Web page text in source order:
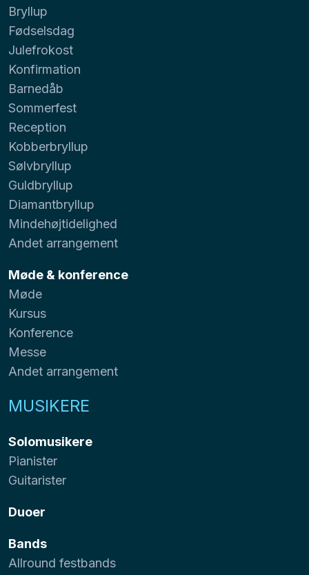
Bryllup
Fødselsdag
Julefrokost
Konfirmation
Barnedåb
Sommerfest
Reception
Kobberbryllup
Sølvbryllup
Guldbryllup
Diamantbryllup
Mindehøjtidelighed
Andet arrangement
Møde & konference
Møde
Kursus
Konference
Messe
Andet arrangement
MUSIKERE
Solomusikere
Pianister
Guitarister
Duoer
Bands
Allround festbands